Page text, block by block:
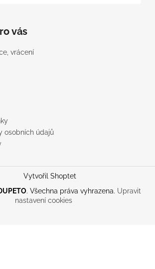
vás
vrácení
osobních údajů
Vytvořil Shoptet
. Všechna práva vyhrazena. Upravit
nastavení cookies